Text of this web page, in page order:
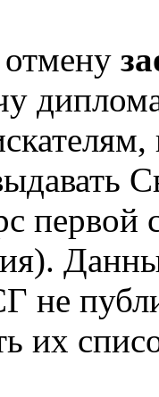
первой
не
их